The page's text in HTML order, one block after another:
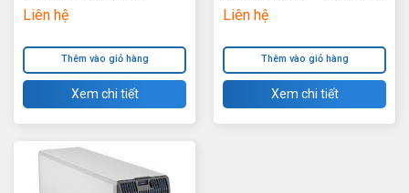
300W Power Supply
Liên hệ
Thêm vào giỏ hàng
Xem chi tiết
Power Supply
Liên hệ
Thêm vào giỏ hàng
Xem chi tiết